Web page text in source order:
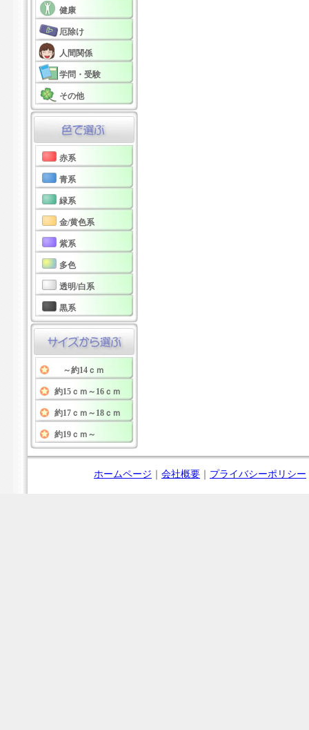
健康
厄除け
人間関係
学問・受験
その他
赤系
青系
緑系
金/黄色系
紫系
多色
透明/白系
黒系
～約14ｃｍ
約15ｃｍ～16ｃｍ
約17ｃｍ～18ｃｍ
約19ｃｍ～
ホームページ 会社概要 プライバシーポリシー